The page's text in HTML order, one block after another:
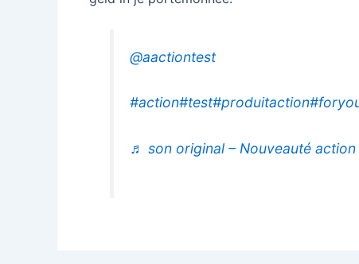
@aactiontest
#action#test#produitaction
♬ son original – Nouveauté action